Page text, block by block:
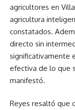
agricultores en
agricultura
constatados.
directo sin
significativamente
efectiva de lo que
manifestó.
Reyes resaltó que